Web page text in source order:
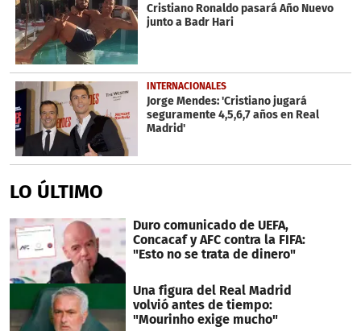
Cristiano Ronaldo pasará Año Nuevo
junto a Badr Hari
INTERNACIONALES
Jorge Mendes: 'Cristiano jugará
seguramente 4,5,6,7 años en Real
Madrid'
LO ÚLTIMO
Duro comunicado de UEFA,
Concacaf y AFC contra la FIFA:
"Esto no se trata de dinero"
Una figura del Real Madrid
volvió antes de tiempo:
"Mourinho exige mucho"